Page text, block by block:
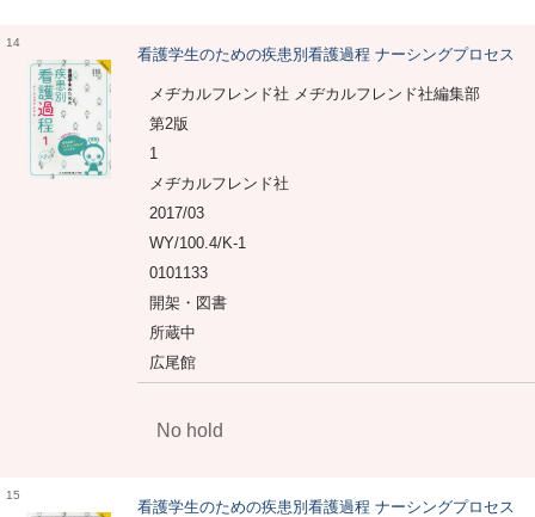
14
看護学生のための疾患別看護過程 ナーシングプロセス
メヂカルフレンド社 メヂカルフレンド社編集部
第2版
1
メヂカルフレンド社
2017/03
WY/100.4/K-1
0101133
開架・図書
所蔵中
広尾館
No hold
15
看護学生のための疾患別看護過程 ナーシングプロセス